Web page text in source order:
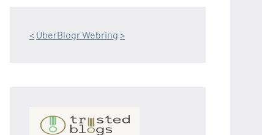
< UberBlogr Webring >